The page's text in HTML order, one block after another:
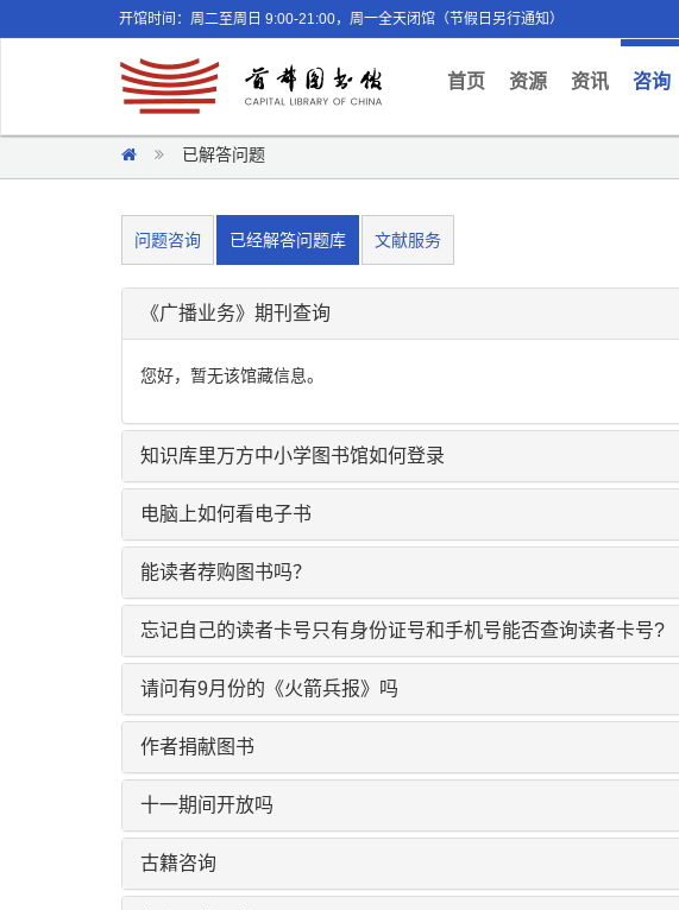
开馆时间：周二至周日 9:00-21:00，周一全天闭馆（节假日另行通知）
首页(current)
资源 资讯 咨询
已解答问题
问题咨询 已经解答问题库 文献服务
《广播业务》期刊查询
您好，暂无该馆藏信息。
知识库里万方中小学图书馆如何登录
电脑上如何看电子书
能读者荐购图书吗？
忘记自己的读者卡号只有身份证号和手机号能否查询读者卡号?
请问有9月份的《火箭兵报》吗
作者捐献图书
十一期间开放吗
古籍咨询